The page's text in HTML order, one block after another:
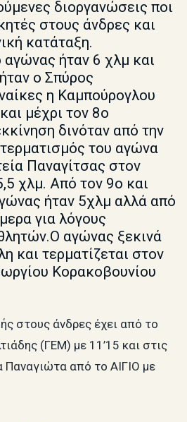
διοργανώσεις ποι
στους άνδρες και
κατάταξη.
αγώνας ήταν 6 χλμ και
ο Σπύρος
η Καμπούρογλου
μέχρι τον 8ο
δινόταν από την
του αγώνα
Παναγίτσας στον
χλμ. Από τον 9ο και
ήταν 5χλμ αλλά από
για λόγους
αγώνας ξεκινά
και τερματίζεται στον
Κορακοβουνίου
στους άνδρες έχει από το
(ΓΕΜ) με 11’15 και στις
Παναγιώτα από το ΑΙΓΙΟ με